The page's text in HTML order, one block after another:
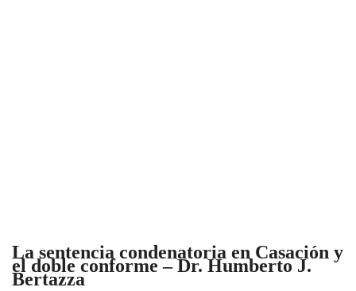
La sentencia condenatoria en Casación y
el doble conforme – Dr. Humberto J.
Bertazza